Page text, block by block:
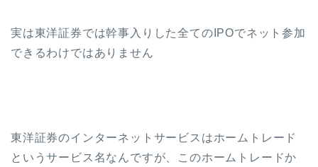
実は東洋証券では幹事入りした全てのIPOでネット参加
できるわけではありません
東洋証券のインターネットサービスはホームトレード
というサービス名なんですが、このホームトレードか